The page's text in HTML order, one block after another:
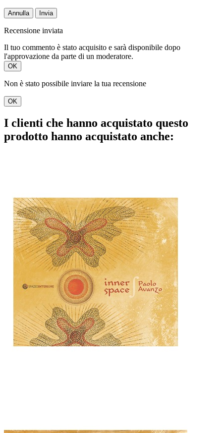
Annulla Invia
Recensione inviata
Il tuo commento è stato acquisito e sarà disponibile dopo
l'approvazione da parte di un moderatore.
OK
Non è stato possibile inviare la tua recensione
OK
I clienti che hanno acquistato questo
prodotto hanno acquistato anche: